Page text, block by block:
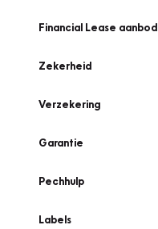
Financial Lease aanbod
Zekerheid
Verzekering
Garantie
Pechhulp
Labels